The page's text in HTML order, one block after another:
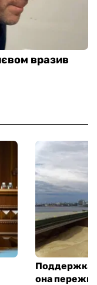
Поддержка
она